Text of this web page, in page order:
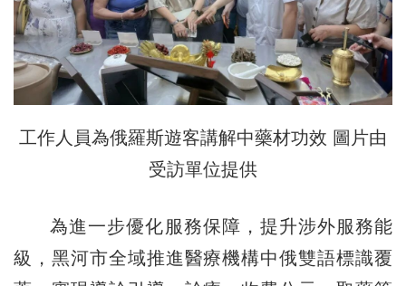
工作人員為俄羅斯遊客講解中藥材功效 圖片由
受訪單位提供
為進一步優化服務保障，提升涉外服務能
級，黑河市全域推進醫療機構中俄雙語標識覆